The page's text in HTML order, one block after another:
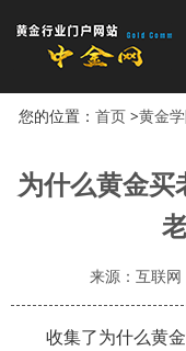
您的位置： 首页>黄金
为什么黄金
来源：互联网
收集了为什么黄